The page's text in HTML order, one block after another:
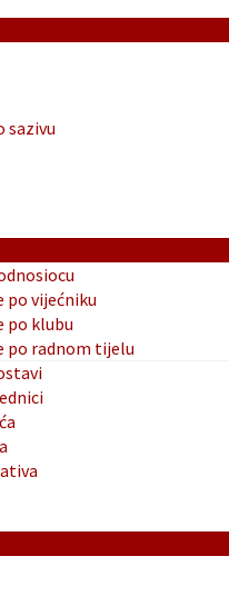
sazivu
po vijećniku
po klubu
po radnom tijelu